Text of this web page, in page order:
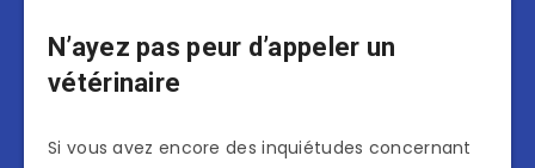
N’ayez pas peur d’appeler un
vétérinaire
Si vous avez encore des inquiétudes concernant